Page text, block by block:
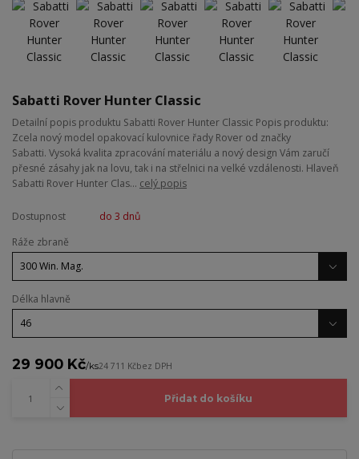
Sabatti Rover Hunter Classic
Detailní popis produktu Sabatti Rover Hunter Classic Popis produktu:
Zcela nový model opakovací kulovnice řady Rover od značky
Sabatti. Vysoká kvalita zpracování materiálu a nový design Vám zaručí
přesné zásahy jak na lovu, tak i na střelnici na velké vzdálenosti. Hlaveň
Sabatti Rover Hunter Clas... celý popis
Dostupnost
do 3 dnů
Ráže zbraně
Délka hlavně
29 900 Kč/ks24 711 Kčbez DPH
Přidat do košíku